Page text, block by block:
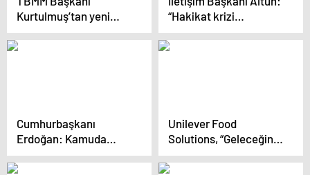
Kurtulmuş’tan yeni
anayasa açıklaması
“Hakikat krizi
derinleşiyor”
Cumhurbaşkanı
Erdoğan: Kamuda
tasarruf paketi sadece
3 yıllık bir hedef olarak
Unilever Food
Solutions, “Geleceğin
Menüleri 2024” Türkiye
lansmanıyla